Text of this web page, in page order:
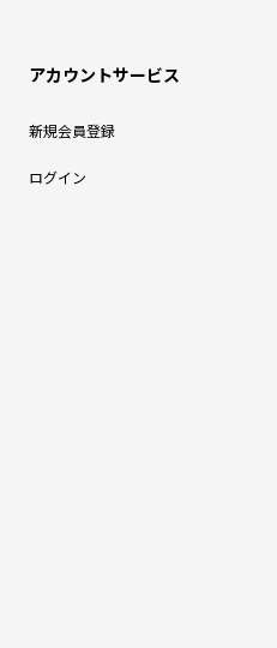
アカウントサービス
新規会員登録
ログイン